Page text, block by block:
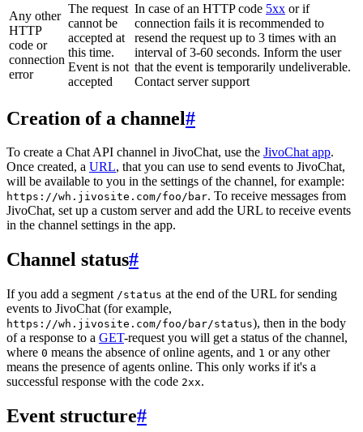
Any other
HTTP
code or
connection
error
The request
cannot be
accepted at
this time.
Event is not
accepted
In case of an HTTP code 5xx or if
connection fails it is recommended to
resend the request up to 3 times with an
interval of 3-60 seconds. Inform the user
that the event is temporarily undeliverable.
Contact server support
Creation of a channel#
To create a Chat API channel in JivoChat, use the JivoChat app.
Once created, a URL, that you can use to send events to JivoChat,
will be available to you in the settings of the channel, for example:
https://wh.jivosite.com/foo/bar. To receive messages from
JivoChat, set up a custom server and add the URL to receive events
in the channel settings in the app.
Channel status#
If you add a segment /status at the end of the URL for sending
events to JivoChat (for example,
https://wh.jivosite.com/foo/bar/status), then in the body
of a response to a GET-request you will get a status of the channel,
where 0 means the absence of online agents, and 1 or any other
means the presence of agents online. This only works if it's a
successful response with the code 2xx.
Event structure#